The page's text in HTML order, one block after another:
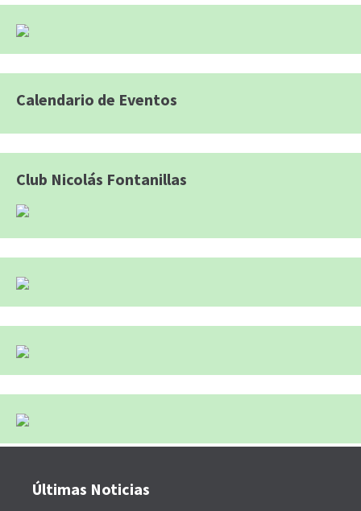
Calendario de Eventos
Club Nicolás Fontanillas
Últimas Noticias